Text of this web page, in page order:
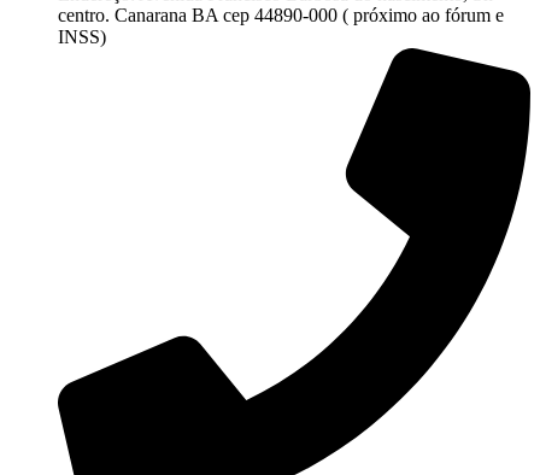
centro. Canarana BA cep 44890-000 ( próximo ao fórum e
INSS)